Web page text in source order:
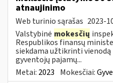
atnaujinimo
Web turinio sąrašas 2023-
Valstybinė mokesčių
Respublikos finansų
siekdama užtikrinti vienodą
gyventojų pajamų...
Metai: 2023 Mokesčiai: